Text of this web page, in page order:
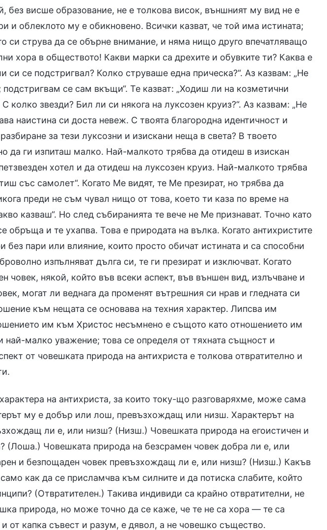
без висше образование, не е толкова висок, външният му вид не е
и облеклото му е обикновено. Всички казват, че той има истината;
си струва да се обърне внимание, и няма нищо друго впечатляващо
хора в обществото! Какви марки са дрехите и обувките ти? Каква е
си се подстригвал? Колко струваше една прическа?“. Аз казвам: „Не
подстригвам се сам вкъщи“. Те казват: „Ходиш ли на козметични
колко звезди? Бил ли си някога на луксозен круиз?“. Аз казвам: „Не
наистина си доста невеж. С твоята благородна идентичност и
за тези луксозни и изискани неща в света? В твоето
да ги изпиташ малко. Най-малкото трябва да отидеш в изискан
хотел и да отидеш на луксозен круиз. Най-малкото трябва
със самолет“. Когато Ме видят, те Ме презират, но трябва да
преди не съм чувал нищо от това, което ти каза по време на
казваш“. Но след събиранията те вече не Ме признават. Точно като
обръща и те ухапва. Това е природата на вълка. Когато антихристите
без пари или влияние, които просто обичат истината и са способни
изпълняват дълга си, те ги презират и изключват. Когато
човек, някой, който във всеки аспект, във външен вид, излъчване и
могат ли веднага да променят вътрешния си нрав и гледната си
към нещата се основава на техния характер. Липсва им
им към Христос несъмнено е същото като отношението им
малко уважение; това се определя от тяхната същност и
от човешката природа на антихриста е толкова отвратително и
на антихриста, за които току-що разговаряхме, може сама
му е добър или лош, превъзхождащ или низш. Характерът на
ли е, или низш? (Низш.) Човешката природа на егоистичен и
(Лоша.) Човешката природа на безсрамен човек добра ли е, или
и безпощаден човек превъзхождащ ли е, или низш? (Низш.) Какъв
как да се присламчва към силните и да потиска слабите, който
(Отвратителен.) Такива индивиди са крайно отвратителни, не
природа, но може точно да се каже, че те не са хора — те са
от капка съвест и разум, е дявол, а не човешко същество.